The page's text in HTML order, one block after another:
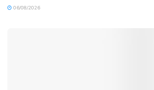
06/08/2026